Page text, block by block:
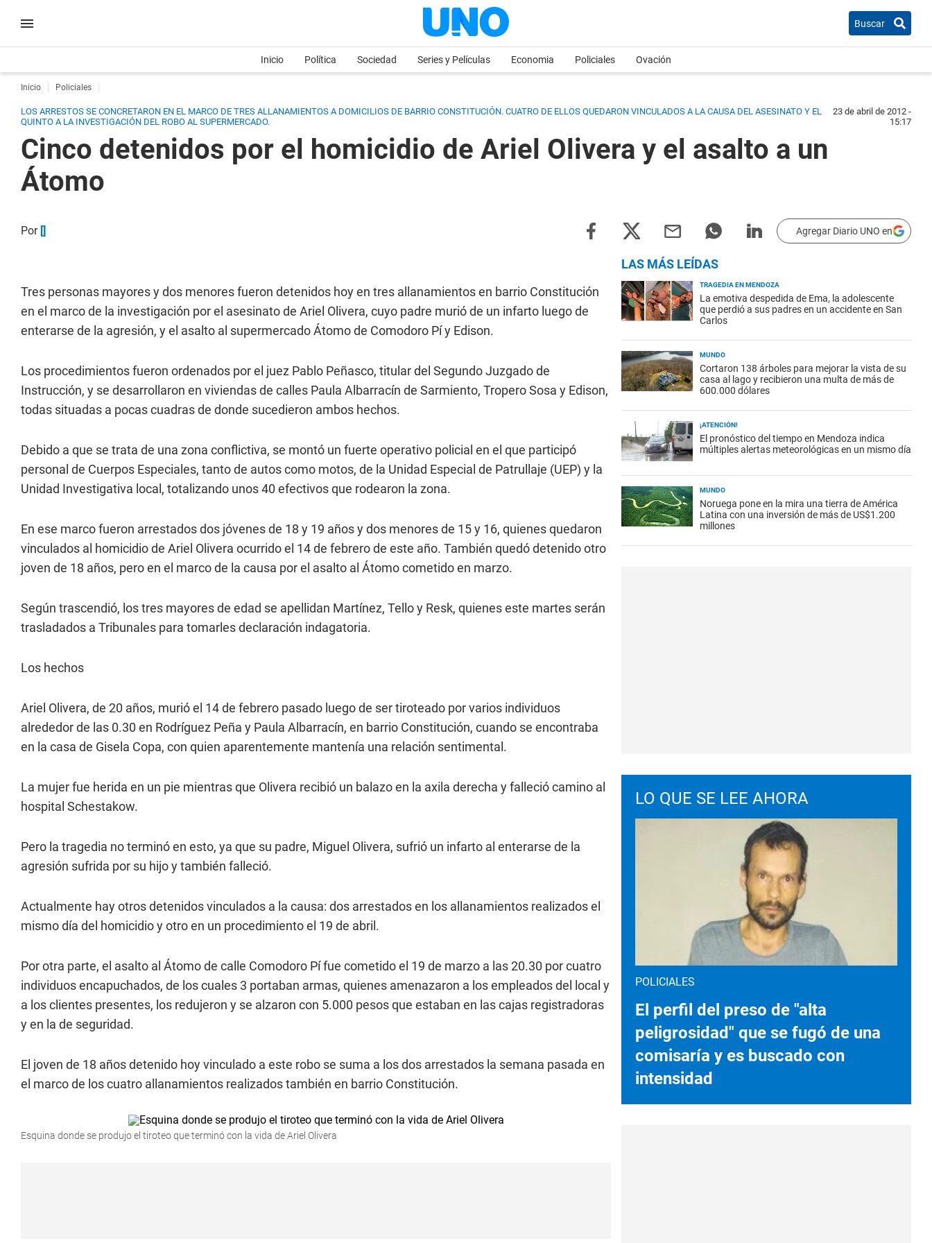
Buscar
Inicio Política Sociedad Series y Películas Economia Policiales Ovación
Inicio Policiales
LOS ARRESTOS SE CONCRETARON EN EL MARCO DE TRES ALLANAMIENTOS A DOMICILIOS DE BARRIO CONSTITUCIÓN. CUATRO DE ELLOS QUEDARON VINCULADOS A LA CAUSA DEL ASESINATO Y EL
QUINTO A LA INVESTIGACIÓN DEL ROBO AL SUPERMERCADO.
23 de abril de 2012 -
15:17
Cinco detenidos por el homicidio de Ariel Olivera y el asalto a un
Átomo
Por [] Agregar Diario UNO en
Tres personas mayores y dos menores fueron detenidos hoy en tres allanamientos en barrio Constitución
en el marco de la investigación por el asesinato de Ariel Olivera, cuyo padre murió de un infarto luego de
enterarse de la agresión, y el asalto al supermercado Átomo de Comodoro Pí y Edison.
Los procedimientos fueron ordenados por el juez Pablo Peñasco, titular del Segundo Juzgado de
Instrucción, y se desarrollaron en viviendas de calles Paula Albarracín de Sarmiento, Tropero Sosa y Edison,
todas situadas a pocas cuadras de donde sucedieron ambos hechos.
Debido a que se trata de una zona conflictiva, se montó un fuerte operativo policial en el que participó
personal de Cuerpos Especiales, tanto de autos como motos, de la Unidad Especial de Patrullaje (UEP) y la
Unidad Investigativa local, totalizando unos 40 efectivos que rodearon la zona.
En ese marco fueron arrestados dos jóvenes de 18 y 19 años y dos menores de 15 y 16, quienes quedaron
vinculados al homicidio de Ariel Olivera ocurrido el 14 de febrero de este año. También quedó detenido otro
joven de 18 años, pero en el marco de la causa por el asalto al Átomo cometido en marzo.
Según trascendió, los tres mayores de edad se apellidan Martínez, Tello y Resk, quienes este martes serán
trasladados a Tribunales para tomarles declaración indagatoria.
Los hechos
Ariel Olivera, de 20 años, murió el 14 de febrero pasado luego de ser tiroteado por varios individuos
alrededor de las 0.30 en Rodríguez Peña y Paula Albarracín, en barrio Constitución, cuando se encontraba
en la casa de Gisela Copa, con quien aparentemente mantenía una relación sentimental.
La mujer fue herida en un pie mientras que Olivera recibió un balazo en la axila derecha y falleció camino al
hospital Schestakow.
Pero la tragedia no terminó en esto, ya que su padre, Miguel Olivera, sufrió un infarto al enterarse de la
agresión sufrida por su hijo y también falleció.
Actualmente hay otros detenidos vinculados a la causa: dos arrestados en los allanamientos realizados el
mismo día del homicidio y otro en un procedimiento el 19 de abril.
Por otra parte, el asalto al Átomo de calle Comodoro Pí fue cometido el 19 de marzo a las 20.30 por cuatro
individuos encapuchados, de los cuales 3 portaban armas, quienes amenazaron a los empleados del local y
a los clientes presentes, los redujeron y se alzaron con 5.000 pesos que estaban en las cajas registradoras
y en la de seguridad.
El joven de 18 años detenido hoy vinculado a este robo se suma a los dos arrestados la semana pasada en
el marco de los cuatro allanamientos realizados también en barrio Constitución.
Esquina donde se produjo el tiroteo que terminó con la vida de Ariel Olivera
LAS MÁS LEÍDAS
TRAGEDIA EN MENDOZA
La emotiva despedida de Ema, la adolescente
que perdió a sus padres en un accidente en San
Carlos
MUNDO
Cortaron 138 árboles para mejorar la vista de su
casa al lago y recibieron una multa de más de
600.000 dólares
¡ATENCIÓN!
El pronóstico del tiempo en Mendoza indica
múltiples alertas meteorológicas en un mismo día
MUNDO
Noruega pone en la mira una tierra de América
Latina con una inversión de más de US$1.200
millones
LO QUE SE LEE AHORA
POLICIALES
El perfil del preso de "alta
peligrosidad" que se fugó de una
comisaría y es buscado con
intensidad